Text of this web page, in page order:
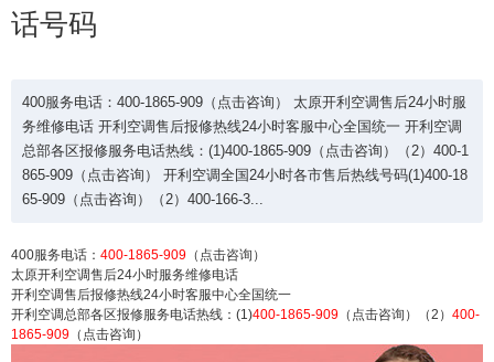
话号码
400服务电话：400-1865-909（点击咨询） 太原开利空调售后24小时服
务维修电话 开利空调售后报修热线24小时客服中心全国统一 开利空调
总部各区报修服务电话热线：(1)400-1865-909（点击咨询）（2）400-1
865-909（点击咨询） 开利空调全国24小时各市售后热线号码(1)400-18
65-909（点击咨询）（2）400-166-3...
400服务电话： 400-1865-909 （点击咨询）
太原开利空调售后24小时服务维修电话
开利空调售后报修热线24小时客服中心全国统一
开利空调总部各区报修服务电话热线：(1)400-1865-909 （点击咨询）（2） 400-
1865-909 （点击咨询）
太原开利空调24小时售后维修客服电
400服务电话：400-1865-909（点击咨询） 太原开
利空调售后24小时服务维修电话 开利空调售后报修